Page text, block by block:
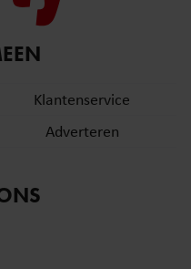
Klantenservice
Adverteren